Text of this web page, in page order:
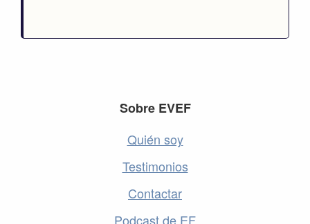
Sobre EVEF
Quién soy
Testimonios
Contactar
Podcast de EF